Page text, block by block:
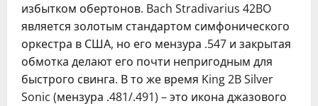
избытком обертонов. Bach Stradivarius 42BO
является золотым стандартом симфонического
оркестра в США, но его мензура .547 и закрытая
обмотка делают его почти непригодным для
быстрого свинга. В то же время King 2B Silver
Sonic (мензура .481/.491) – это икона джазового